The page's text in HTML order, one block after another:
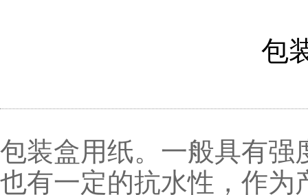
包
包装盒用纸。一般具有强
也有一定的抗水性，作为